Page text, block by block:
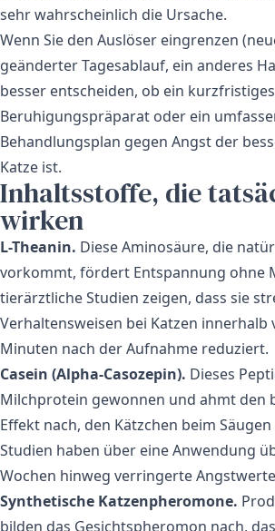
sehr wahrscheinlich die Ursache.
Wenn Sie den Auslöser eingrenzen
geänderter Tagesablauf, ein anderes
besser entscheiden, ob ein kurzfristiges
Beruhigungspräparat oder ein
Behandlungsplan gegen Angst der
Katze ist.
Inhaltsstoffe, die
wirken
L-Theanin. Diese Aminosäure, die
vorkommt, fördert Entspannung ohne
tierärztliche Studien zeigen, dass sie
Verhaltensweisen bei Katzen innerhalb
Minuten nach der Aufnahme reduziert.
Casein (Alpha-Casozepin). Dieses
Milchprotein gewonnen und ahmt den
Effekt nach, den Kätzchen beim
Studien haben über eine Anwendung
Wochen hinweg verringerte
Synthetische Katzenpheromone.
bilden das Gesichtspheromon nach,